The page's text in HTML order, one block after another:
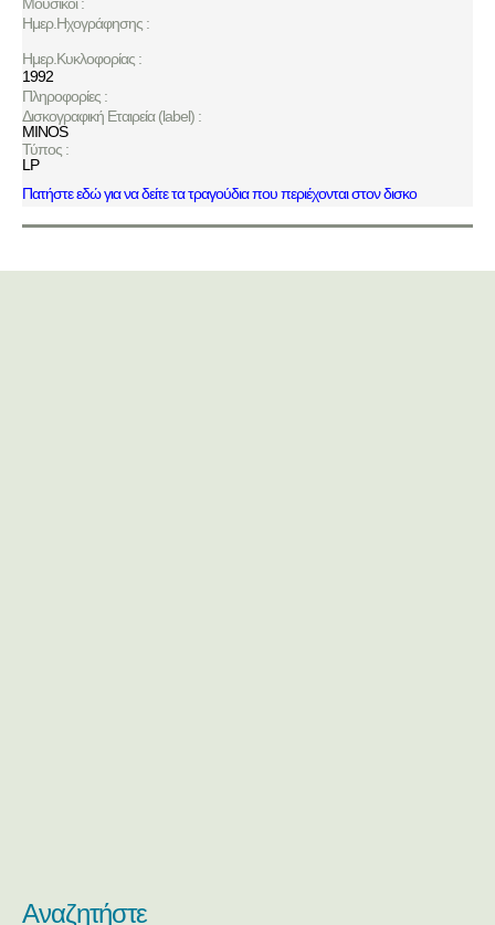
Ημερ.Ηχογράφησης :
Ημερ.Κυκλοφορίας :
1992
Πληροφορίες :
Δισκογραφική Εταιρεία (label) :
MINOS
Τύπος :
LP
Πατήστε εδώ για να δείτε τα τραγούδια που περιέχονται στον δισκο
Αναζητήστε